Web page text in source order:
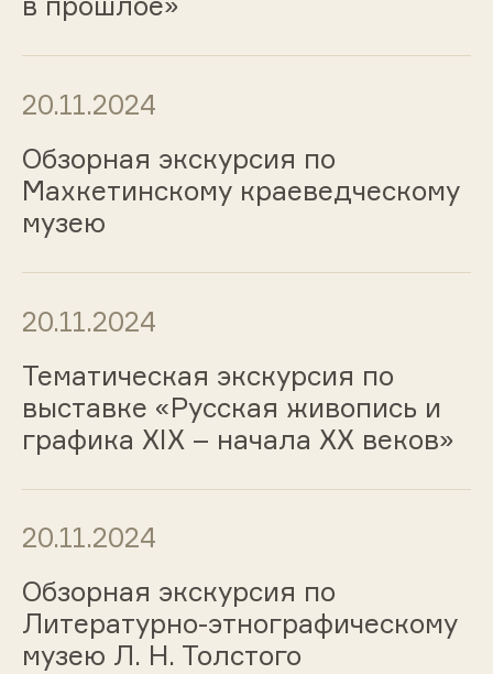
20.11.2024
Обзорная экскурсия по
Махкетинскому краеведческому
музею
20.11.2024
Тематическая экскурсия по
выставке «Русская живопись и
графика ХIХ – начала ХХ веков»
20.11.2024
Обзорная экскурсия по
Литературно-этнографическому
музею Л. Н. Толстого